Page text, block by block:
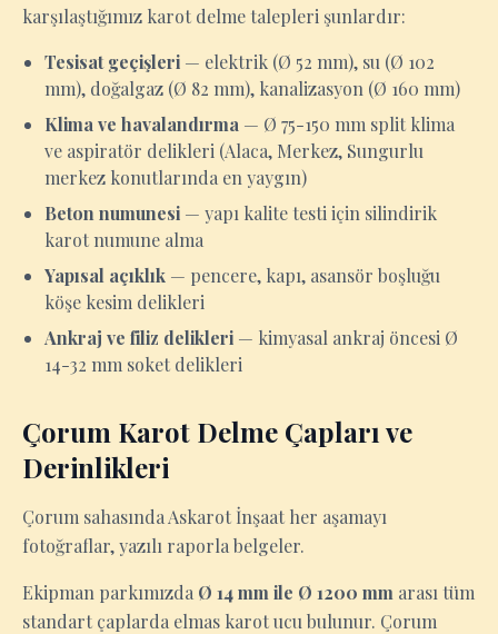
karşılaştığımız karot delme talepleri şunlardır:
Tesisat geçişleri — elektrik (Ø 52 mm), su (Ø 102
mm), doğalgaz (Ø 82 mm), kanalizasyon (Ø 160 mm)
Klima ve havalandırma — Ø 75-150 mm split klima
ve aspiratör delikleri (Alaca, Merkez, Sungurlu
merkez konutlarında en yaygın)
Beton numunesi — yapı kalite testi için silindirik
karot numune alma
Yapısal açıklık — pencere, kapı, asansör boşluğu
köşe kesim delikleri
Ankraj ve filiz delikleri — kimyasal ankraj öncesi Ø
14-32 mm soket delikleri
Çorum Karot Delme Çapları ve
Derinlikleri
Çorum sahasında Askarot İnşaat her aşamayı
fotoğraflar, yazılı raporla belgeler.
Ekipman parkımızda Ø 14 mm ile Ø 1200 mm arası tüm
standart çaplarda elmas karot ucu bulunur. Çorum